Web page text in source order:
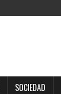
SOCIEDAD